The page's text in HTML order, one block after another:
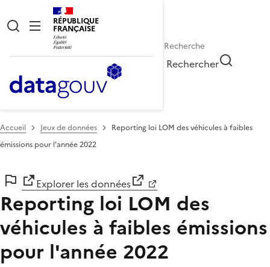
RÉPUBLIQUE
FRANÇAISE
Rechercher
Accueil Jeux de données
Reporting loi LOM des véhicules à faibles
émissions pour l'année 2022
Explorer les données
Reporting loi LOM des
véhicules à faibles émissions
pour l'année 2022